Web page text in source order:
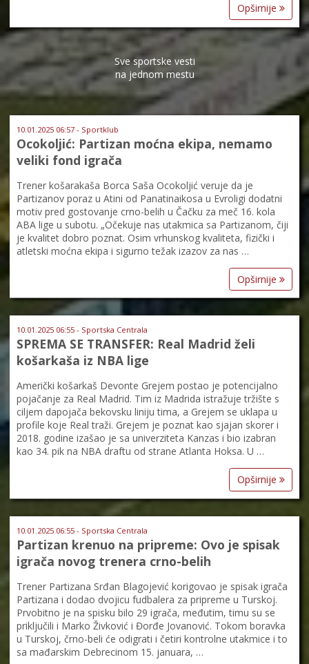
Opširnije
Sve sportske vesti
na jednom mestu
10.01.2025 06:57 - Sportklub
Ocokoljić: Partizan moćna ekipa, nemamo
veliki fond igrača
Trener košarakaša Borca Saša Ocokoljić veruje da je
Partizanov poraz u Atini od Panatinaikosa u Evroligi dodatni
motiv pred gostovanje crno-belih u Čačku za meč 16. kola
ABA lige u subotu. „Očekuje nas utakmica sa Partizanom, čiji
je kvalitet dobro poznat. Osim vrhunskog kvaliteta, fizički i
atletski moćna ekipa i sigurno težak izazov za nas …
Opširnije
10.01.2025 06:55 - Sportska Centrala
SPREMA SE TRANSFER: Real Madrid želi
košarkaša iz NBA lige
Američki košarkaš Devonte Grejem postao je potencijalno
pojačanje za Real Madrid. Tim iz Madrida istražuje tržište s
ciljem dapojača bekovsku liniju tima, a Grejem se uklapa u
profile koje Real traži. Grejem je poznat kao sjajan skorer i
2018. godine izašao je sa univerziteta Kanzas i bio izabran
kao 34. pik na NBA draftu od strane Atlanta Hoksa. U …
Opširnije
10.01.2025 06:55 - Sportska Centrala
Partizan krenuo na pripreme: Ovo je spisak
igrača novog trenera crno-belih
Trener Partizana Srđan Blagojević korigovao je spisak igrača
Partizana i dodao dvojicu fudbalera za pripreme u Turskoj.
Prvobitno je na spisku bilo 29 igrača, međutim, timu su se
priključili i Marko Živković i Đorđe Jovanović. Tokom boravka
u Turskoj, črno-beli će odigrati i četiri kontrolne utakmice i to
sa mađarskim Debrecinom 15. januara, …